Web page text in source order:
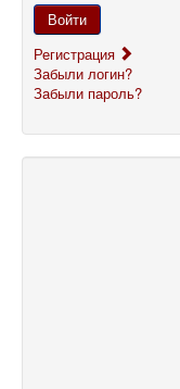
Войти
Регистрация
Забыли логин?
Забыли пароль?